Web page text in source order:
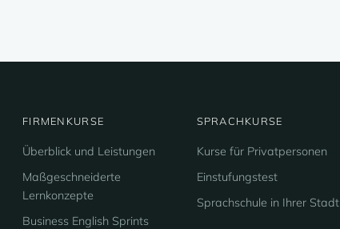
FIRMENKURSE
Überblick und Leistungen
Maßgeschneiderte
Lernkonzepte
Business English Sprints
SPRACHKURSE
Kurse für Privatpersonen
Einstufungstest
Sprachschule in Ihrer Stadt